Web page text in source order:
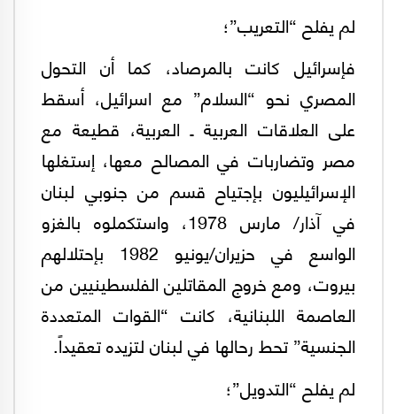
لم يفلح “التعريب”؛
فإسرائيل كانت بالمرصاد، كما أن التحول
المصري نحو “السلام” مع اسرائيل، أسقط
على العلاقات العربية ـ العربية، قطيعة مع
مصر وتضاربات في المصالح معها، إستغلها
الإسرائيليون بإجتياح قسم من جنوبي لبنان
في آذار/ مارس 1978، واستكملوه بالغزو
الواسع في حزيران/يونيو 1982 بإحتلالهم
بيروت، ومع خروج المقاتلين الفلسطينيين من
العاصمة اللبنانية، كانت “القوات المتعددة
الجنسية” تحط رحالها في لبنان لتزيده تعقيداً.
لم يفلح “التدويل”؛